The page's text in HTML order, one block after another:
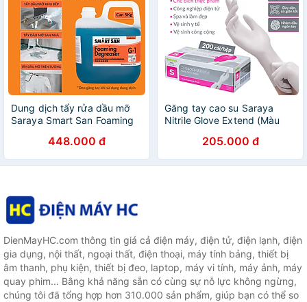
Dung dịch tẩy rửa dầu mỡ
Saraya Smart San Foaming
448.000 đ
Găng tay cao su Saraya
Nitrile Glove Extend (Màu
phẩm, làm đẹp, y tế, công
nghiệp - 200 cái/hộp
205.000 đ
DienMayHC.com thông tin giá cả điện máy, điện tử, điện lạnh, điện
gia dụng, nội thất, ngoại thất, điện thoại, máy tính bảng, thiết bị
âm thanh, phụ kiện, thiết bị đeo, laptop, máy vi tính, máy ảnh, máy
quay phim... Bằng khả năng sẵn có cùng sự nỗ lực không ngừng,
chúng tôi đã tổng hợp hơn 310.000 sản phẩm, giúp bạn có thể so